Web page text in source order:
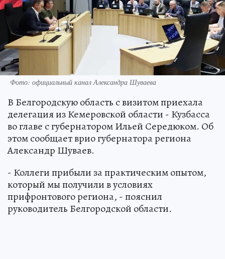
Фото: официальный канал Александра Шуваева
В Белгородскую область с визитом приехала
делегация из Кемеровской области - Кузбасса
во главе с губернатором Ильей Середюком. Об
этом сообщает врио губернатора региона
Александр Шуваев.
- Коллеги прибыли за практическим опытом,
который мы получили в условиях
прифронтового региона, - пояснил
руководитель Белгородской области.